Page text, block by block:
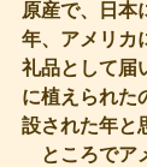
原産で、日本
年、アメリカ
礼品として届
に植えられた
設された年と
ところでア